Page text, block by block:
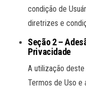
condição de
diretrizes e
Seção 2 –
Privacidade
A utilização
Termos de Uso e